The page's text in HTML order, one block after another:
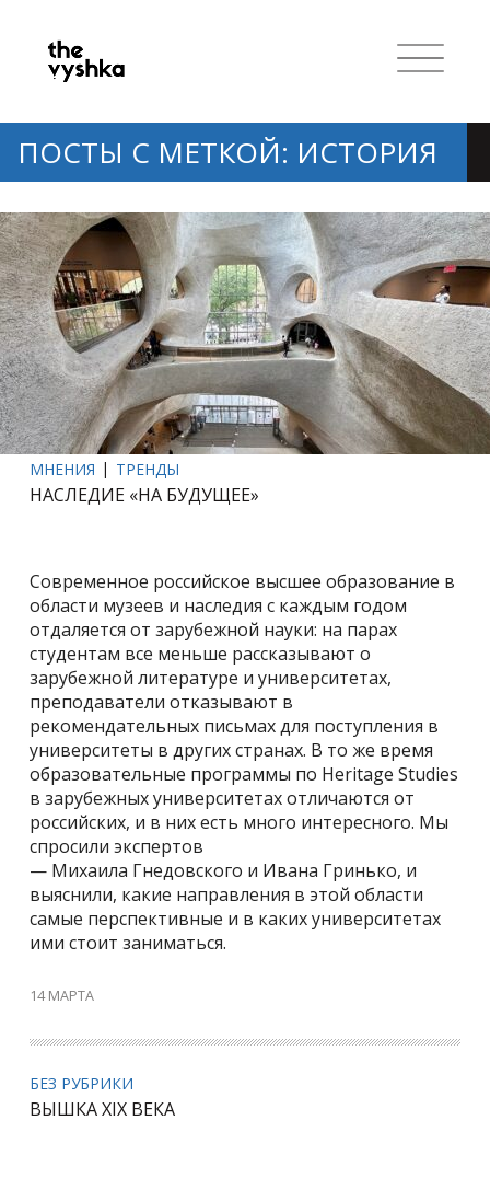
ПОСТЫ С МЕТКОЙ: ИСТОРИЯ
МНЕНИЯ ТРЕНДЫ
НАСЛЕДИЕ «НА БУДУЩЕЕ»
Современное российское высшее образование в
области музеев и наследия с каждым годом
отдаляется от зарубежной науки: на парах
студентам все меньше рассказывают о
зарубежной литературе и университетах,
преподаватели отказывают в
рекомендательных письмах для поступления в
университеты в других странах. В то же время
образовательные программы по Heritage Studies
в зарубежных университетах отличаются от
российских, и в них есть много интересного. Мы
спросили экспертов
— Михаила Гнедовского и Ивана Гринько, и
выяснили, какие направления в этой области
самые перспективные и в каких университетах
ими стоит заниматься.
14 МАРТА
БЕЗ РУБРИКИ
ВЫШКА XIX ВЕКА